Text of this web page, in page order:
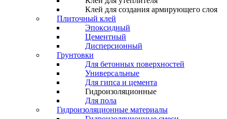
Клей для создания армирующего слоя
Плиточный клей
Эпоксидный
Цементный
Дисперсионный
Грунтовки
Для бетонных поверхностей
Универсальные
Для гипса и цемента
Гидроизоляционные
Для пола
Гидроизоляционные материалы